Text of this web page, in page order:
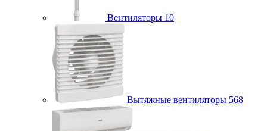
Вентиляторы 10
Вытяжные вентиляторы 568